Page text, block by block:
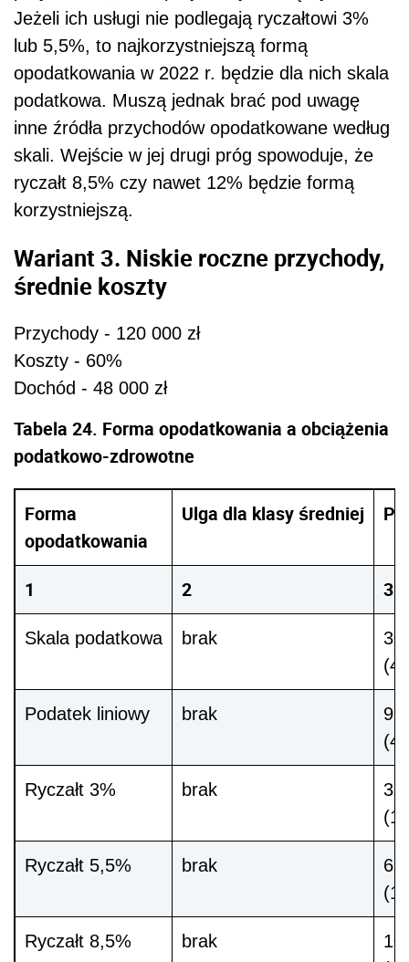
Jeżeli ich usługi nie podlegają ryczałtowi 3%
lub 5,5%, to najkorzystniejszą formą
opodatkowania w 2022 r. będzie dla nich skala
podatkowa. Muszą jednak brać pod uwagę
inne źródła przychodów opodatkowane według
skali. Wejście w jej drugi próg spowoduje, że
ryczałt 8,5% czy nawet 12% będzie formą
korzystniejszą.
Wariant 3. Niskie roczne przychody,
średnie koszty
Przychody - 120 000 zł
Koszty - 60%
Dochód - 48 000 zł
Tabela 24. Forma opodatkowania a obciążenia
podatkowo-zdrowotne
Forma
opodatkowania
Ulga dla klasy średniej
1 2 3
Skala podatkowa brak
Podatek liniowy brak
Ryczałt 3% brak
Ryczałt 5,5% brak
Ryczałt 8,5% brak
10